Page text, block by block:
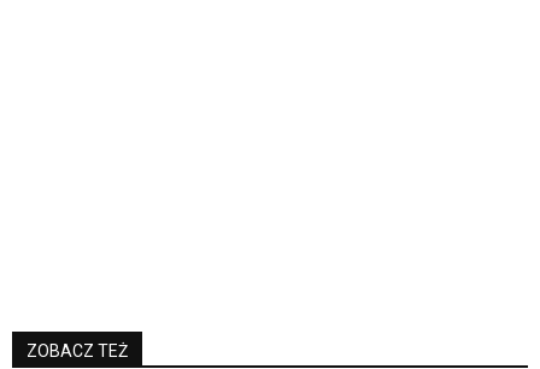
ZOBACZ TEŻ